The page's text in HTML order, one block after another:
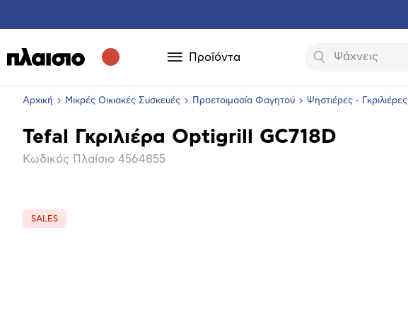
Προϊόντα Αναζήτηση
Αρχική Μικρές Οικιακές Συσκευές Προετοιμασία Φαγητού Ψηστιέρες - Γκριλιέρες
Βασικά
Tefal Γκριλιέρα Optigrill GC718D
Κωδικός Πλαίσιο 4564855
SALES